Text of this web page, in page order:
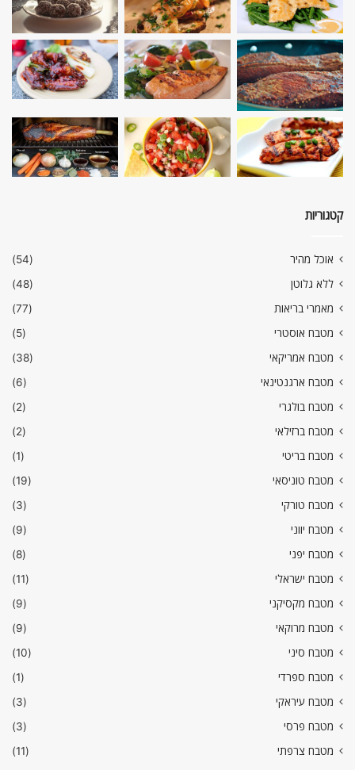
קטגוריות
אוכל מהיר
(54)
ללא גלוטן
(48)
מאמרי בריאות
(77)
מטבח אוסטרי
(5)
מטבח אמריקאי
(38)
מטבח ארגנטינאי
(6)
מטבח בולגרי
(2)
מטבח ברזילאי
(2)
מטבח בריטי
(1)
מטבח טוניסאי
(19)
מטבח טורקי
(3)
מטבח יווני
(9)
מטבח יפני
(8)
מטבח ישראלי
(11)
מטבח מקסיקני
(9)
מטבח מרוקאי
(9)
מטבח סיני
(10)
מטבח ספרדי
(1)
מטבח עיראקי
(3)
מטבח פרסי
(3)
מטבח צרפתי
(11)